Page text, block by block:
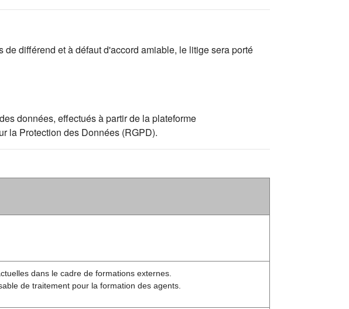
différend et à défaut d'accord amiable, le litige sera porté
données, effectués à partir de la plateforme
la Protection des Données (RGPD).
dans le cadre de formations externes.
de traitement pour la formation des agents.